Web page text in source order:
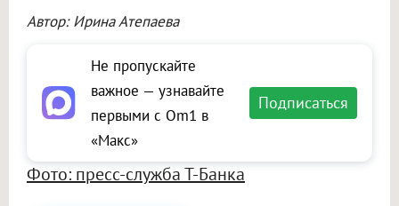
Автор: Ирина Атепаева
Не пропускайте
важное — узнавайте
первыми с Om1 в
«Макс»
Подписаться
Фото: пресс-служба Т-Банка